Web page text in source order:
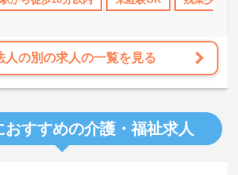
人の別の求人の一覧を見る
おすすめの介護・福祉求人